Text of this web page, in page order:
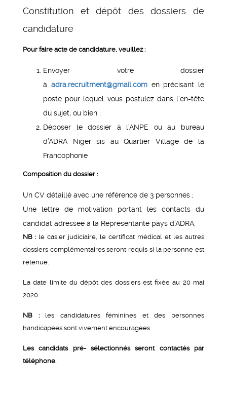
Constitution et dépôt des dossiers de
candidature
Pour faire acte de candidature, veuillez :
Envoyer votre dossier
à adra.recruitment@gmail.comen précisant le
poste pour lequel vous postulez dans l’en-tête
du sujet, ou bien ;
Déposer le dossier à l’ANPE ou au bureau
d’ADRA Niger sis au Quartier Village de la
Francophonie
Composition du dossier :
Un CV détaillé avec une référence de 3 personnes ;
Une lettre de motivation portant les contacts du
candidat adressée à la Représentante pays d’ADRA.
NB :le casier judiciaire, le certificat médical et les autres
dossiers complémentaires seront requis si la personne est
retenue.
La date limite du dépôt des dossiers est fixée au 20 mai
2020.
NB :les candidatures féminines et des personnes
handicapées sont vivement encouragées.
Les candidats pré- sélectionnés seront contactés par
téléphone.